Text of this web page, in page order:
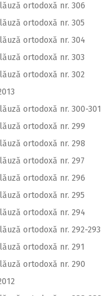
ortodoxă nr. 306
ortodoxă nr. 305
ortodoxă nr. 304
ortodoxă nr. 303
ortodoxă nr. 302
ortodoxă nr. 300-301
ortodoxă nr. 299
ortodoxă nr. 298
ortodoxă nr. 297
ortodoxă nr. 296
ortodoxă nr. 295
ortodoxă nr. 294
ortodoxă nr. 292-293
ortodoxă nr. 291
ortodoxă nr. 290